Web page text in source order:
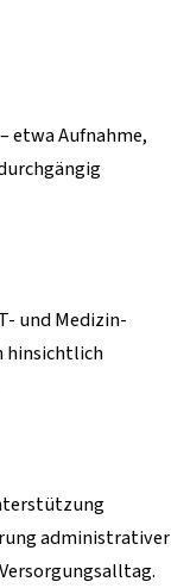
etwa Aufnahme,
und Medizin-
hinsichtlich
administrativer